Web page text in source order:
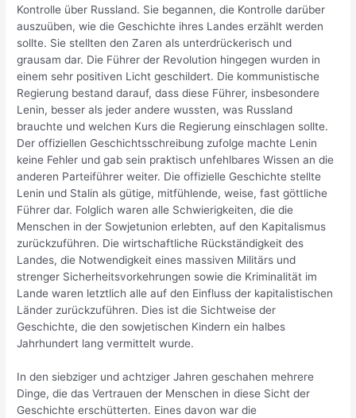
Kontrolle über Russland. Sie begannen, die Kontrolle darüber
auszuüben, wie die Geschichte ihres Landes erzählt werden
sollte. Sie stellten den Zaren als unterdrückerisch und
grausam dar. Die Führer der Revolution hingegen wurden in
einem sehr positiven Licht geschildert. Die kommunistische
Regierung bestand darauf, dass diese Führer, insbesondere
Lenin, besser als jeder andere wussten, was Russland
brauchte und welchen Kurs die Regierung einschlagen sollte.
Der offiziellen Geschichtsschreibung zufolge machte Lenin
keine Fehler und gab sein praktisch unfehlbares Wissen an die
anderen Parteiführer weiter. Die offizielle Geschichte stellte
Lenin und Stalin als gütige, mitfühlende, weise, fast göttliche
Führer dar. Folglich waren alle Schwierigkeiten, die die
Menschen in der Sowjetunion erlebten, auf den Kapitalismus
zurückzuführen. Die wirtschaftliche Rückständigkeit des
Landes, die Notwendigkeit eines massiven Militärs und
strenger Sicherheitsvorkehrungen sowie die Kriminalität im
Lande waren letztlich alle auf den Einfluss der kapitalistischen
Länder zurückzuführen. Dies ist die Sichtweise der
Geschichte, die den sowjetischen Kindern ein halbes
Jahrhundert lang vermittelt wurde.
In den siebziger und achtziger Jahren geschahen mehrere
Dinge, die das Vertrauen der Menschen in diese Sicht der
Geschichte erschütterten. Eines davon war die